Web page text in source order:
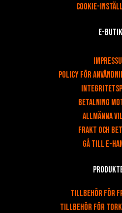
Cookie-
E-butik
Policy för
Betalning
Allmänna
Frakt och
Gå till e-
Tillbehör för
Tillbehör för